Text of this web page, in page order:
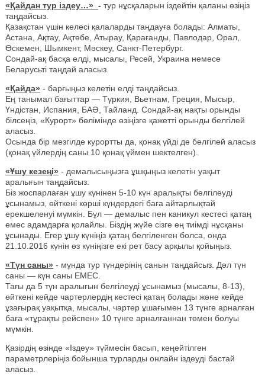
«Қайдан тур іздеу…» - тур нұсқаларын іздейтін қаланы өзіңіз
таңдайсыз.
Қазақстан үшін келесі қалаларды таңдауға болады: Алматы,
Астана, Ақтау, Ақтөбе, Атырау, Қарағанды, Павлодар, Орал,
Өскемен, Шымкент, Мәскеу, Санкт-Петербург.
Сондай-ақ басқа елді, мысалы, Ресей, Украина немесе
Беларусьті таңдай аласыз.
«Қайда» - барғыңыз келетін елді таңдайсыз.
Ең танымал бағыттар — Түркия, Вьетнам, Греция, Мысыр,
Үндістан, Испания, БАӘ, Тайланд. Сондай-ақ нақты орынды
білсеңіз, «Курорт» бөлімінде өзіңізге қажетті орынды белгілей
аласыз.
Осында бір мезгілде курортты да, қонақ үйді де белгілей аласыз
(қонақ үйлердің саны 10 қонақ үймен шектелген).
«Ұшу кезеңі» - демалысыңызға ұшқыңыз келетін уақыт
аралығын таңдайсыз.
Біз жоспарлаған ұшу күнінен 5-10 күн аралықты белгілеуді
ұсынамыз, өйткені көрші күндердегі баға айтарлықтай
ерекшеленуі мүмкін. Бұл — демалыс пен каникул кестесі қатаң
емес адамдарға қолайлы. Біздің жүйе сізге ең тиімді нұсқаны
ұсынады. Егер ұшу күніңіз қатаң белгіленген болса, онда
21.10.2016 күнін өз күніңізге екі рет басу арқылы қойыңыз.
«Түн саны» - мұнда тур түндерінің санын таңдайсыз. Дәл түн
саны — күн саны ЕМЕС.
Тағы да 5 түн аралығын белгілеуді ұсынамыз (мысалы, 8-13),
өйткені кейде чартерлердің кестесі қатаң болады және кейде
ұзағырақ уақытқа, мысалы, чартер ұшағымен 13 түнге арналған
баға «тұрақты рейспен» 10 түнге арналғаннан төмен болуы
мүмкін.
Қазірдің өзінде «Іздеу» түймесін басып, кеңейтілген
параметрлеріңіз бойынша турларды онлайн іздеуді бастай
аласыз.